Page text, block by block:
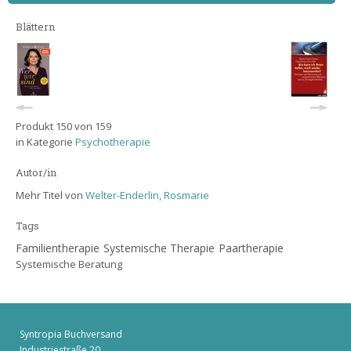
Blättern
Produkt 150 von 159
in Kategorie Psychotherapie
Autor/in
Mehr Titel von Welter-Enderlin, Rosmarie
Tags
Familientherapie Systemische Therapie Paartherapie
Systemische Beratung
Syntropia Buchversand